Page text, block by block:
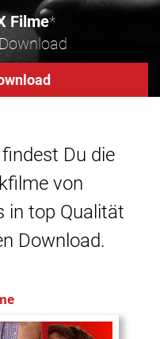
Filme*
findest Du die
von
in top Qualität
Download.